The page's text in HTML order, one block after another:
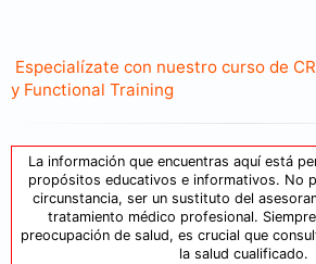
Especialízate con nuestro curso de
y Functional Training
La información que encuentras aquí está
propósitos educativos e informativos. No
circunstancia, ser un sustituto del
tratamiento médico profesional.
preocupación de salud, es crucial que
la salud cualificado.